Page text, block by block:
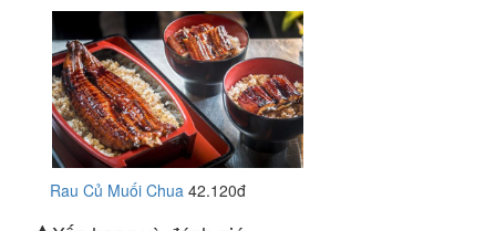
Rau Củ Muối Chua 42.120đ